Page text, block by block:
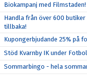
Biokampanj med Filmstaden!
Handla från över 600
tillbaka!
Kupongerbjudande 25% på
Stöd Kvarnby IK under
Sommarbingo - hela